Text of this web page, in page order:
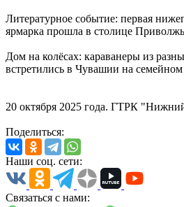
Литературное событие: первая
ярмарка прошла в столице
Дом на колёсах: караванеры из
встретились в Чувашии на семейном
20 октября 2025 года. ГТРК
Поделиться:
Наши соц. сети:
Связаться с нами: